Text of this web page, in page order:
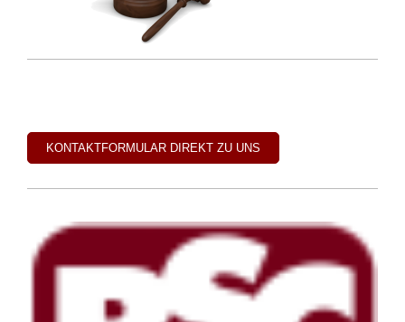
KONTAKTFORMULAR DIREKT ZU UNS